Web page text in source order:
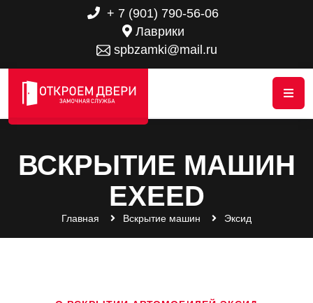
+ 7 (901) 790-56-06
Лаврики
spbzamki@mail.ru
ВСКРЫТИЕ МАШИН
EXEED
Главная Вскрытие машин Эксид